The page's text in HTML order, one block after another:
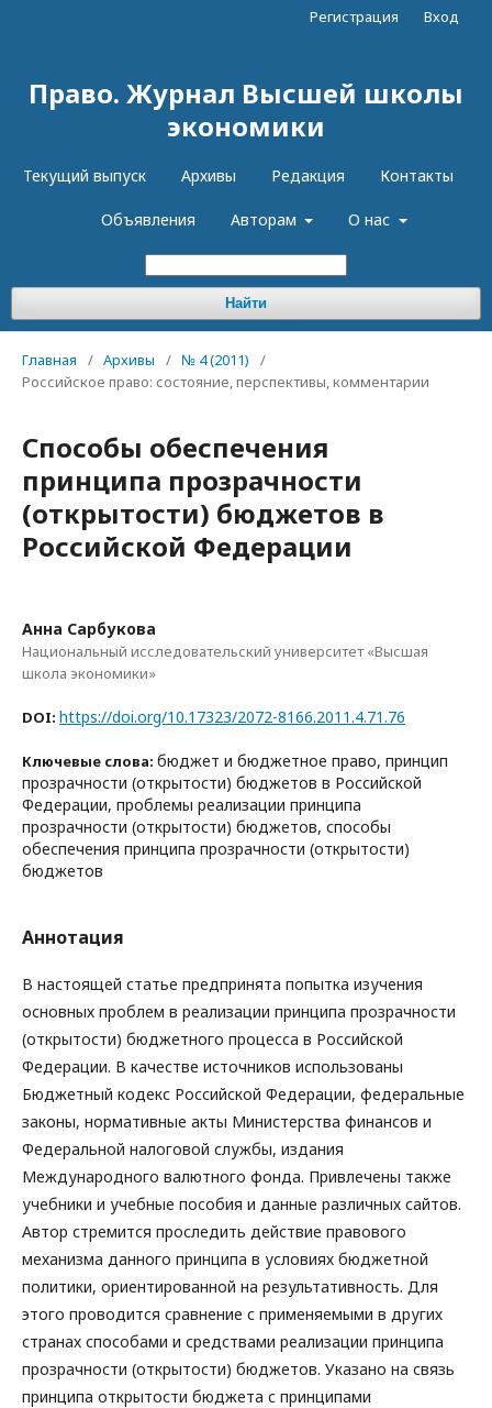
Право. Журнал Высшей школы
экономики
Текущий выпуск Архивы Редакция Контакты
Объявления Авторам О нас
Найти
Регистрация Вход
Главная / Архивы / № 4 (2011)
/
Российское право: состояние, перспективы, комментарии
Способы обеспечения
принципа прозрачности
(открытости) бюджетов в
Российской Федерации
Анна Сарбукова
Национальный исследовательский университет «Высшая
школа экономики»
DOI: https://doi.org/10.17323/2072-8166.2011.4.71.76
Ключевые слова: бюджет и бюджетное право, принцип
прозрачности (открытости) бюджетов в Российской
Федерации, проблемы реализации принципа
прозрачности (открытости) бюджетов, способы
обеспечения принципа прозрачности (открытости)
бюджетов
Аннотация
В настоящей статье предпринята попытка изучения
основных проблем в реализации принципа прозрачности
(открытости) бюджетного процесса в Российской
Федерации. В качестве источников использованы
Бюджетный кодекс Российской Федерации, федеральные
законы, нормативные акты Министерства финансов и
Федеральной налоговой службы, издания
Международного валютного фонда. Привлечены также
учебники и учебные пособия и данные различных сайтов.
Автор стремится проследить действие правового
механизма данного принципа в условиях бюджетной
политики, ориентированной на результативность. Для
этого проводится сравнение с применяемыми в других
странах способами и средствами реализации принципа
прозрачности (открытости) бюджетов. Указано на связь
принципа открытости бюджета с принципами